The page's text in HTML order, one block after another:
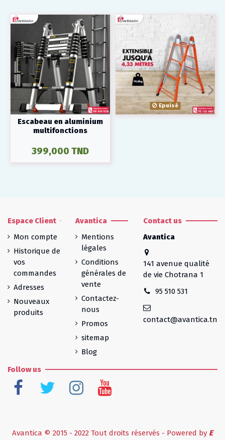
Escabeau en aluminium
multifonctions
399,000 TND
Epuisé
Espace Client
Mon compte
Historique de
vos
commandes
Adresses
Nouveaux
produits
Avantica
Mentions
légales
Conditions
générales de
vente
Contactez-
nous
Promos
sitemap
Blog
Contact us
Avantica
141 avenue qualité
de vie Chotrana 1
95 510 531
contact@avantica.tn
Follow us
Avantica © 2015 - 2022 Tout droits réservés - Powered by E